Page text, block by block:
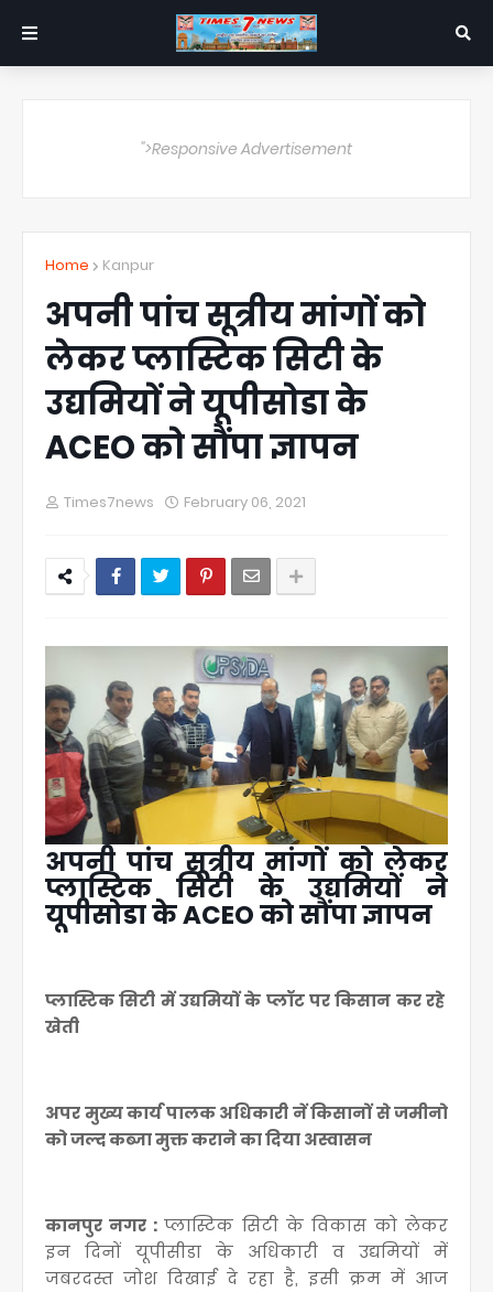
">Responsive Advertisement
Home Kanpur
अपनी पांच सूत्रीय मांगों को
लेकर प्लास्टिक सिटी के
उद्यमियों ने यूपीसोडा के
ACEO को सौंपा ज्ञापन
Times7news February 06, 2021
अपनी पांच सूत्रीय मांगों को लेकर
प्लास्टिक सिटी के उद्यमियों ने
यूपीसोडा के ACEO को सौंपा ज्ञापन
प्लास्टिक सिटी में उद्यमियों के प्लॉट पर किसान कर रहे
खेती
अपर मुख्य कार्य पालक अधिकारी नें किसानों से जमीनो
को जल्द कब्जा मुक्त कराने का दिया अस्वासन
कानपुर नगर :प्लास्टिक सिटी के विकास को लेकर
इन दिनों यूपीसीडा के अधिकारी व उद्यमियों में
जबरदस्त जोश दिखाई दे रहा है, इसी क्रम में आज